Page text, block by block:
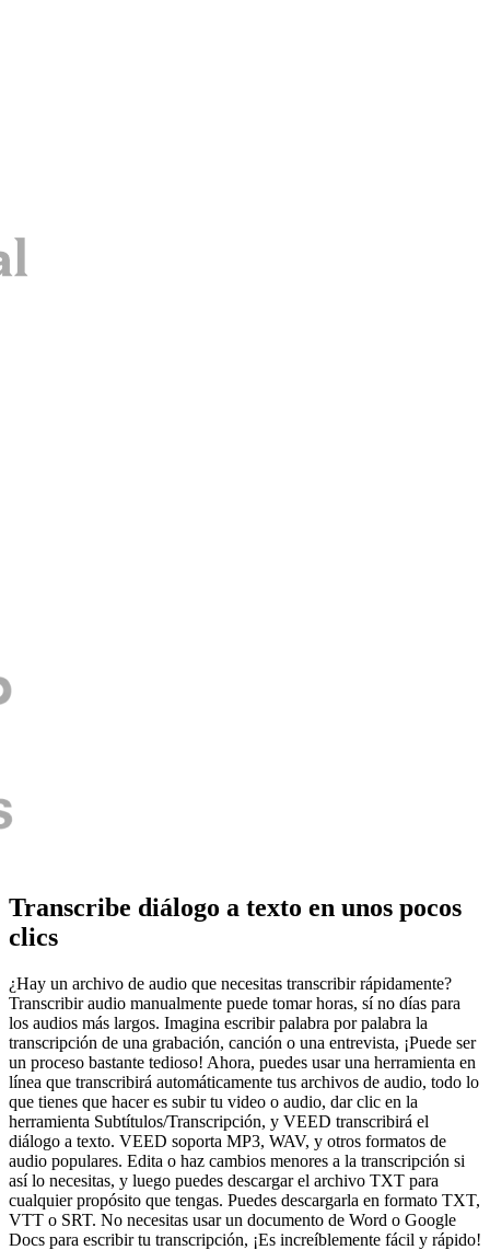
Transcribe diálogo a texto en unos pocos
clics
¿Hay un archivo de audio que necesitas transcribir rápidamente?
Transcribir audio manualmente puede tomar horas, sí no días para
los audios más largos. Imagina escribir palabra por palabra la
transcripción de una grabación, canción o una entrevista, ¡Puede ser
un proceso bastante tedioso! Ahora, puedes usar una herramienta en
línea que transcribirá automáticamente tus archivos de audio, todo lo
que tienes que hacer es subir tu video o audio, dar clic en la
herramienta Subtítulos/Transcripción, y VEED transcribirá el
diálogo a texto. VEED soporta MP3, WAV, y otros formatos de
audio populares. Edita o haz cambios menores a la transcripción si
así lo necesitas, y luego puedes descargar el archivo TXT para
cualquier propósito que tengas. Puedes descargarla en formato TXT,
VTT o SRT. No necesitas usar un documento de Word o Google
Docs para escribir tu transcripción, ¡Es increíblemente fácil y rápido!